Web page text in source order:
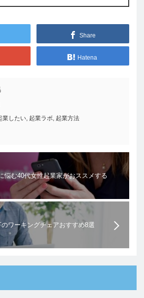
Share
Hatena
業したい, 起業ラボ, 起業方法
悩む40代女性起業家がおススメする
まのおめぐ実」の口コミは？
のワーキングチェアおすすめ8選